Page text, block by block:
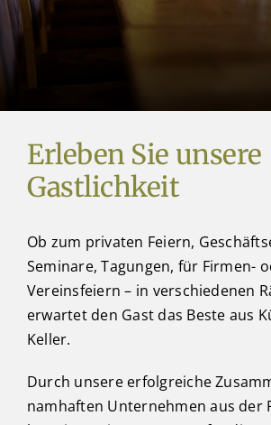
Erleben Sie unsere
Gastlichkeit
Ob zum privaten Feiern,
Seminare, Tagungen, für Firmen-
Vereinsfeiern – in verschiedenen
erwartet den Gast das Beste aus
Keller.
Durch unsere erfolgreiche
namhaften Unternehmen aus der